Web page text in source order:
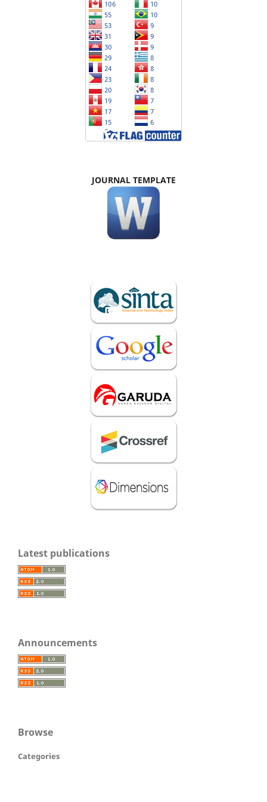
JOURNAL TEMPLATE
Latest publications
Announcements
Browse
Categories